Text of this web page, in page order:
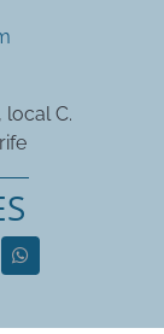
local C.